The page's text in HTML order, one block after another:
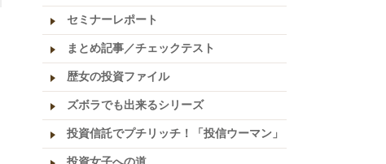
セミナーレポート
まとめ記事／チェックテスト
歴女の投資ファイル
ズボラでも出来るシリーズ
投資信託でプチリッチ！「投信ウーマン」